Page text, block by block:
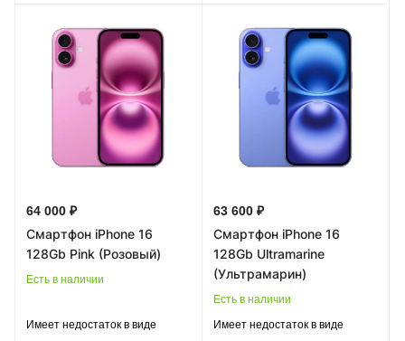
64 000 ₽
Смартфон iPhone 16
128Gb Pink (Розовый)
Есть в наличии
Имеет недостаток в виде
63 600 ₽
Смартфон iPhone 16
128Gb Ultramarine
(Ультрамарин)
Есть в наличии
Имеет недостаток в виде